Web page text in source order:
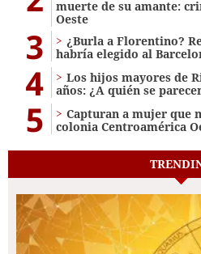
muerte de su amante:
Oeste
3
¿Burla a Florentino?
habría elegido al
4
Los hijos mayores de
años: ¿A quién se
5
Capturan a mujer que
colonia Centroamérica